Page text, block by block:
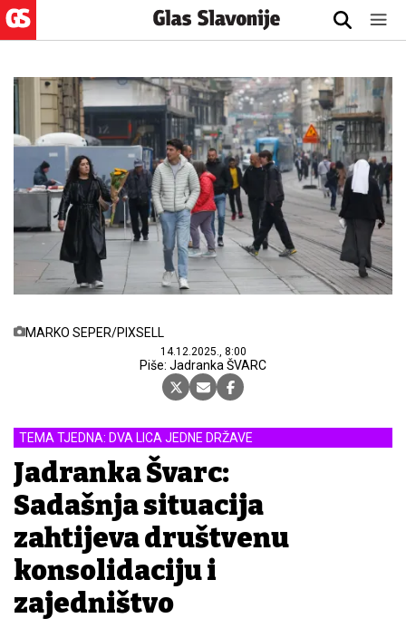
MARKO SEPER/PIXSELL
14.12.2025., 8:00
Piše: Jadranka ŠVARC
TEMA TJEDNA: DVA LICA JEDNE DRŽAVE
Jadranka Švarc:
Sadašnja situacija
zahtijeva društvenu
konsolidaciju i
zajedništvo